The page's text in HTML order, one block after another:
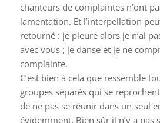
chanteurs de complaintes n’ont
lamentation. Et l’interpellation
retourné : je pleure alors je n’ai
avec vous ; je danse et je ne
complainte.
C’est bien à cela que ressemble
groupes séparés qui se
de ne pas se réunir dans un seul
évidemment. Bien sûr il n’y a pas